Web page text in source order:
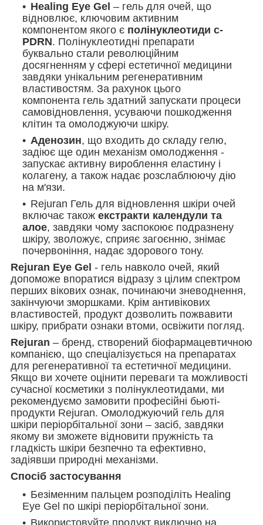
Healing Eye Gel – гель для очей, що
відновлює, ключовим активним
компонентом якого є полінуклеотиди c-
PDRN. Полінуклеотидні препарати
буквально стали революційним
досягненням у сфері естетичної медицини
завдяки унікальним регенеративним
властивостям. За рахунок цього
компонента гель здатний запускати процеси
самовідновлення, усуваючи пошкодження
клітин та омолоджуючи шкіру.
Аденозин, що входить до складу гелю,
задіює ще один механізм омолодження -
запускає активну вироблення еластину і
колагену, а також надає розслаблюючу дію
на м'язи.
Rejuran Гель для відновлення шкіри очей
включає також екстракти календули та
алое, завдяки чому заспокоює подразнену
шкіру, зволожує, сприяє загоєнню, знімає
почервоніння, надає здорового тону.
Rejuran Eye Gel - гель навколо очей, який
допоможе впоратися відразу з цілим спектром
перших вікових ознак, починаючи зневоднення,
закінчуючи зморшками. Крім антивікових
властивостей, продукт дозволить пожвавити
шкіру, прибрати ознаки втоми, освіжити погляд.
Rejuran – бренд, створений біофармацевтичною
компанією, що спеціалізується на препаратах
для регенеративної та естетичної медицини.
Якщо ви хочете оцінити переваги та можливості
сучасної косметики з полінуклеотидами, ми
рекомендуємо замовити професійні бьюті-
продукти Rejuran. Омолоджуючий гель для
шкіри періорбітальної зони – засіб, завдяки
якому ви зможете відновити пружність та
гладкість шкіри безпечно та ефективно,
задіявши природні механізми.
Спосіб застосування
Безіменним пальцем розподіліть Healing
Eye Gel по шкірі періорбітальної зони.